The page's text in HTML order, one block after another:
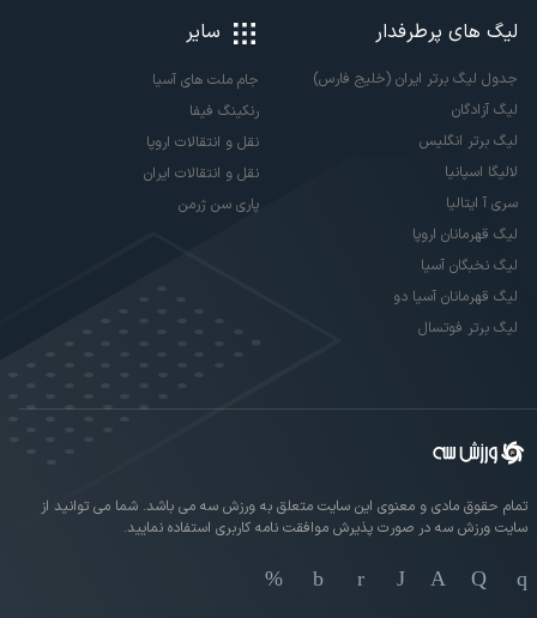
لیگ های پرطرفدار
جدول لیگ برتر ایران (خلیج فارس)
لیگ آزادگان
لیگ برتر انگلیس
لالیگا اسپانیا
سری آ ایتالیا
لیگ قهرمانان اروپا
لیگ نخبگان آسیا
لیگ قهرمانان آسیا دو
لیگ برتر فوتسال
سایر
جام ملت های آسیا
رنکینگ فیفا
نقل و انتقالات اروپا
نقل و انتقالات ایران
پاری سن ژرمن
تمام حقوق مادی و معنوی این سایت متعلق به ورزش سه می باشد. شما می توانید از
سایت ورزش سه در صورت پذیرش موافقت نامه کاربری استفاده نمایید.